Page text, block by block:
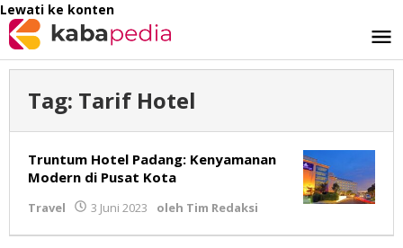
Lewati ke konten
Tag: Tarif Hotel
Truntum Hotel Padang: Kenyamanan
Modern di Pusat Kota
Travel 3 Juni 2023 oleh Tim Redaksi